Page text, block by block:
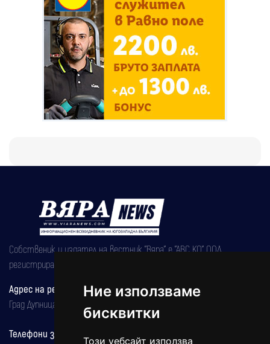
Ние използваме
бисквитки
Този уебсайт използва
Собственик и издател на вестник "Вяра" е "АВС КО" ООД,
регистрирана на 08.05.2002 година.
Адрес на редакцията
Град Дупница, ул.''Христо Ботев" 43
Телефони за реклама и абонаменти